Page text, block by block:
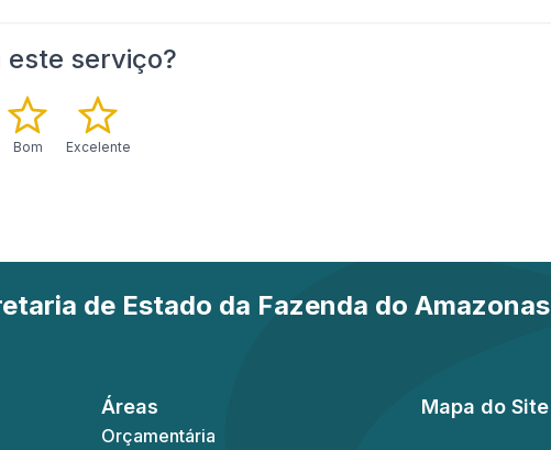
este serviço?
Bom Excelente
de Estado da Fazenda do Amazonas
Áreas
Orçamentária
Mapa do Site